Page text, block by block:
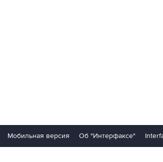
Мобильная версия Об "Интерфаксе"